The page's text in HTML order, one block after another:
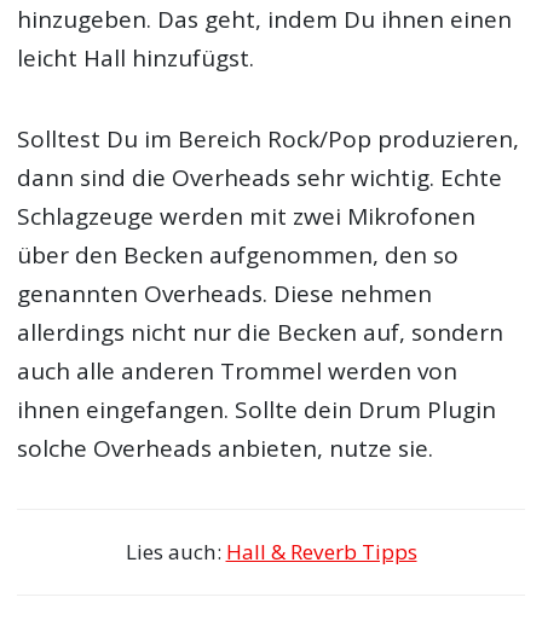
hinzugeben. Das geht, indem Du ihnen einen
leicht Hall hinzufügst.
Solltest Du im Bereich Rock/Pop produzieren,
dann sind die Overheads sehr wichtig. Echte
Schlagzeuge werden mit zwei Mikrofonen
über den Becken aufgenommen, den so
genannten Overheads. Diese nehmen
allerdings nicht nur die Becken auf, sondern
auch alle anderen Trommel werden von
ihnen eingefangen. Sollte dein Drum Plugin
solche Overheads anbieten, nutze sie.
Lies auch: Hall & Reverb Tipps